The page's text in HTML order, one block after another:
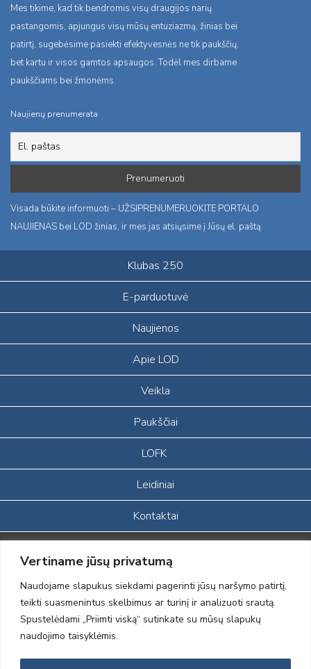
Vertiname jūsų privatumą
Naudojame slapukus siekdami pagerinti jūsų naršymo patirtį,
teikti suasmenintus skelbimus ar turinį ir analizuoti srautą.
Spustelėdami „Priimti viską“ sutinkate su mūsų slapukų
naudojimo taisyklėmis.
Mes tikime, kad tik bendromis visų draugijos narių
pastangomis, apjungus visų mūsų entuziazmą, žinias bei
patirtį, sugebėsime pasiekti efektyvesnės ne tik paukščių,
bet kartu ir visos gamtos apsaugos. Todėl mes dirbame
paukščiams bei žmonėms.
Naujienų prenumerata
Visada būkite informuoti – UŽSIPRENUMERUOKITE PORTALO
NAUJIENAS bei LOD žinias, ir mes jas atsiųsime į Jūsų el. paštą.
Klubas 250
E-parduotuvė
Naujienos
Apie LOD
Veikla
Paukščiai
LOFK
Leidiniai
Kontaktai
Portalas sukurtas įgyvendinant Lietuvos Respublikos, Europos
ekonominės erdvės ir Norvegijos finansinių mechanizmų iš dalies
finansuojamą paprojektį
„LOD visuomeninės /gamtosauginės veiklos sustiprinimas ir įvaizdžio
formavimas įtraukiant visuomenę į aplinkosauginių tyrimų veiklą“
(paprojekčio
įgyvendinimo sutarties numeris 2004-LT0008-NVO-1EEE/NOR-02-